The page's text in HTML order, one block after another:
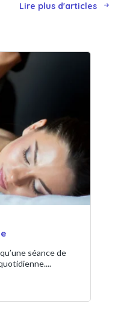
Lire plus d'articles
séance de